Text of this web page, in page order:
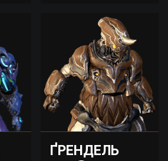
ҐРЕНДЕЛЬ